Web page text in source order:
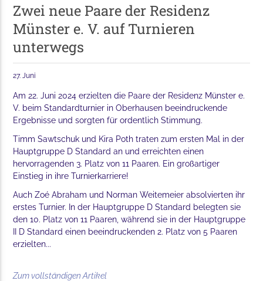
Zwei neue Paare der Residenz
Münster e. V. auf Turnieren
unterwegs
27. Juni
Am 22. Juni 2024 erzielten die Paare der Residenz Münster e.
V. beim Standardturnier in Oberhausen beeindruckende
Ergebnisse und sorgten für ordentlich Stimmung.
Timm Sawtschuk und Kira Poth traten zum ersten Mal in der
Hauptgruppe D Standard an und erreichten einen
hervorragenden 3. Platz von 11 Paaren. Ein großartiger
Einstieg in ihre Turnierkarriere!
Auch Zoé Abraham und Norman Weitemeier absolvierten ihr
erstes Turnier. In der Hauptgruppe D Standard belegten sie
den 10. Platz von 11 Paaren, während sie in der Hauptgruppe
II D Standard einen beeindruckenden 2. Platz von 5 Paaren
erzielten...
Zum vollständigen Artikel